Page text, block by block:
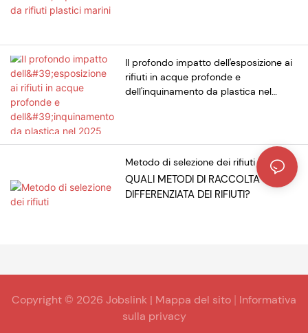
Il profondo impatto dell'esposizione ai
rifiuti in acque profonde e
dell'inquinamento da plastica nel
Metodo di selezione dei rifiuti
QUALI METODI DI RACCOLTA
DIFFERENZIATA DEI RIFIUTI?
Copyright © 2026 Jobslink | Mappa del sito
Informativa
sulla privacy